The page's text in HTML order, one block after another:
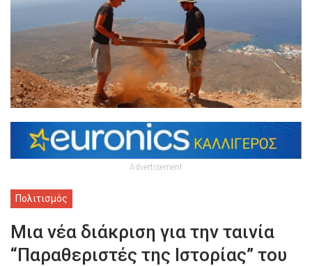
Advertisement
Πολιτισμός
Μια νέα διάκριση για την ταινία
“Παραθεριστές της Ιστορίας” του